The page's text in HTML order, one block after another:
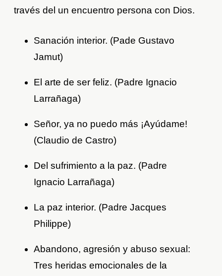
través del un encuentro persona con Dios.
Sanación interior. (Pade Gustavo
Jamut)
El arte de ser feliz. (Padre Ignacio
Larrañaga)
Señor, ya no puedo más ¡Ayúdame!
(Claudio de Castro)
Del sufrimiento a la paz. (Padre
Ignacio Larrañaga)
La paz interior. (Padre Jacques
Philippe)
Abandono, agresión y abuso sexual:
Tres heridas emocionales de la